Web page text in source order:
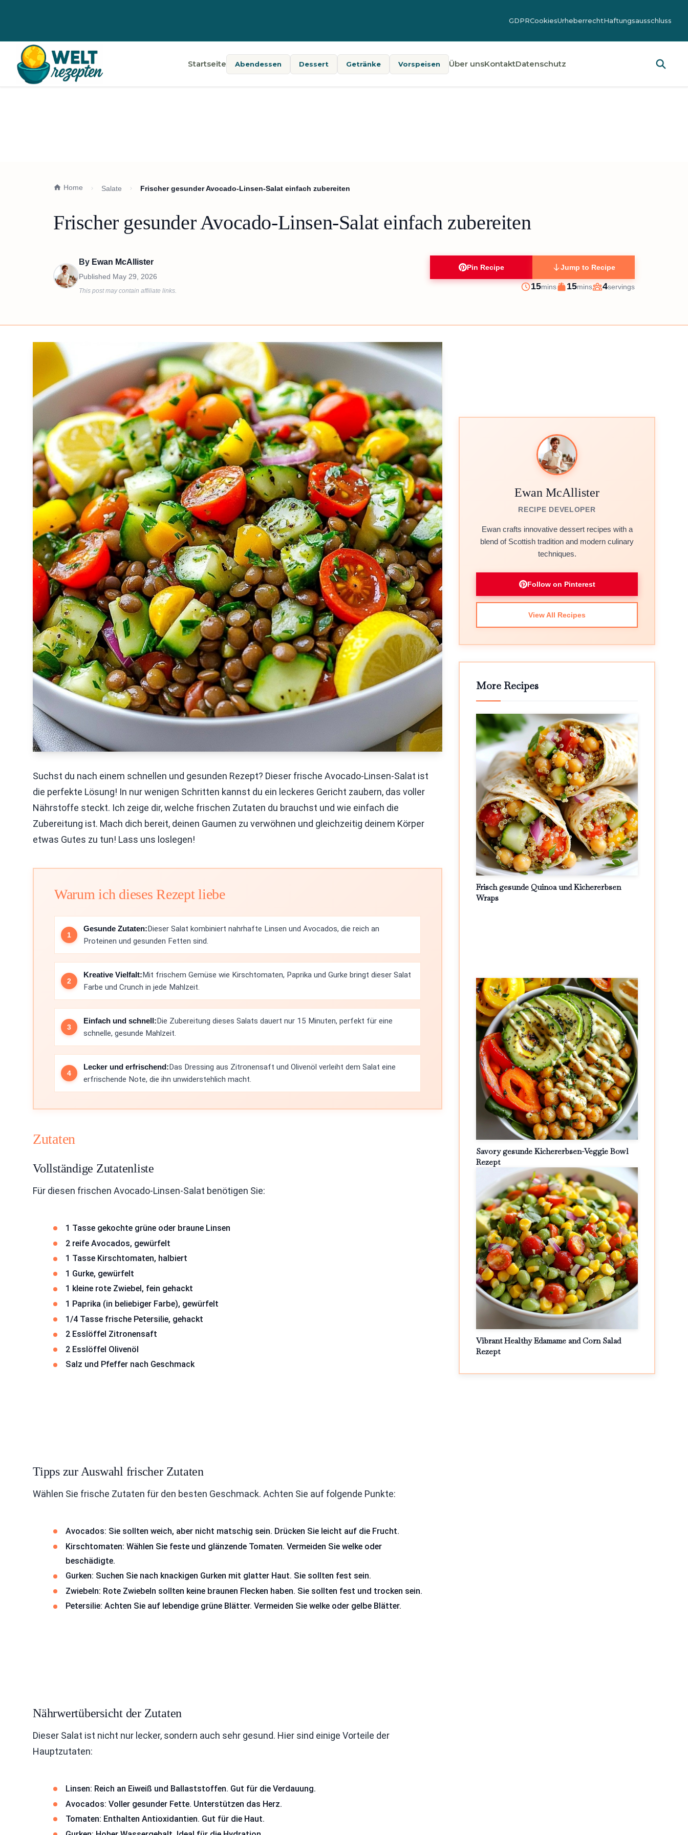
GDPRCookiesUrheberrechtHaftungsausschluss
Startseite Abendessen Dessert Getränke Vorspeisen Über unsKontaktDatenschutz
Home Salate Frischer gesunder Avocado-Linsen-Salat einfach zubereiten
Frischer gesunder Avocado-Linsen-Salat einfach zubereiten
By Ewan McAllister
Published May 29, 2026
This post may contain affiliate links.
Pin Recipe Jump to Recipe
Prep
15minutes
mins
Cook
15minutes
mins
Servings
4servings
Suchst du nach einem schnellen und gesunden Rezept? Dieser frische Avocado-Linsen-Salat ist
die perfekte Lösung! In nur wenigen Schritten kannst du ein leckeres Gericht zaubern, das voller
Nährstoffe steckt. Ich zeige dir, welche frischen Zutaten du brauchst und wie einfach die
Zubereitung ist. Mach dich bereit, deinen Gaumen zu verwöhnen und gleichzeitig deinem Körper
etwas Gutes zu tun! Lass uns loslegen!
Warum ich dieses Rezept liebe
Gesunde Zutaten:Dieser Salat kombiniert nahrhafte Linsen und Avocados, die reich an
Proteinen und gesunden Fetten sind.
Kreative Vielfalt:Mit frischem Gemüse wie Kirschtomaten, Paprika und Gurke bringt dieser Salat
Farbe und Crunch in jede Mahlzeit.
Einfach und schnell:Die Zubereitung dieses Salats dauert nur 15 Minuten, perfekt für eine
schnelle, gesunde Mahlzeit.
Lecker und erfrischend:Das Dressing aus Zitronensaft und Olivenöl verleiht dem Salat eine
erfrischende Note, die ihn unwiderstehlich macht.
Zutaten
Vollständige Zutatenliste
Für diesen frischen Avocado-Linsen-Salat benötigen Sie:
1 Tasse gekochte grüne oder braune Linsen
2 reife Avocados, gewürfelt
1 Tasse Kirschtomaten, halbiert
1 Gurke, gewürfelt
1 kleine rote Zwiebel, fein gehackt
1 Paprika (in beliebiger Farbe), gewürfelt
1/4 Tasse frische Petersilie, gehackt
2 Esslöffel Zitronensaft
2 Esslöffel Olivenöl
Salz und Pfeffer nach Geschmack
Tipps zur Auswahl frischer Zutaten
Wählen Sie frische Zutaten für den besten Geschmack. Achten Sie auf folgende Punkte:
Avocados: Sie sollten weich, aber nicht matschig sein. Drücken Sie leicht auf die Frucht.
Kirschtomaten: Wählen Sie feste und glänzende Tomaten. Vermeiden Sie welke oder
beschädigte.
Gurken: Suchen Sie nach knackigen Gurken mit glatter Haut. Sie sollten fest sein.
Zwiebeln: Rote Zwiebeln sollten keine braunen Flecken haben. Sie sollten fest und trocken sein.
Petersilie: Achten Sie auf lebendige grüne Blätter. Vermeiden Sie welke oder gelbe Blätter.
Nährwertübersicht der Zutaten
Dieser Salat ist nicht nur lecker, sondern auch sehr gesund. Hier sind einige Vorteile der
Hauptzutaten:
Linsen: Reich an Eiweiß und Ballaststoffen. Gut für die Verdauung.
Avocados: Voller gesunder Fette. Unterstützen das Herz.
Tomaten: Enthalten Antioxidantien. Gut für die Haut.
Ewan McAllister
RECIPE DEVELOPER
Ewan crafts innovative dessert recipes with a
blend of Scottish tradition and modern culinary
techniques.
Follow on Pinterest
View All Recipes
More Recipes
Frisch gesunde Quinoa und Kichererbsen
Wraps
Savory gesunde Kichererbsen-Veggie Bowl
Rezept
Vibrant Healthy Edamame and Corn Salad
Rezept